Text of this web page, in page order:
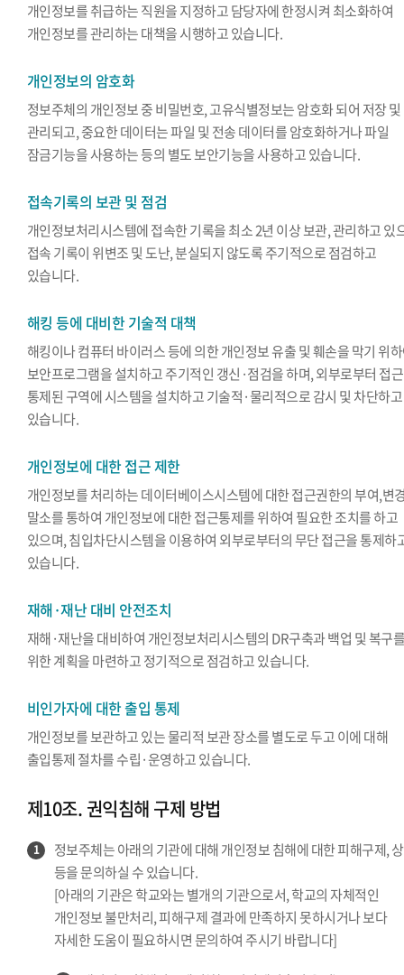
개인정보를 취급하는 직원을 지정하고 담당자에 한정시켜 최소화하여
개인정보를 관리하는 대책을 시행하고 있습니다.
개인정보의 암호화
정보주체의 개인정보 중 비밀번호, 고유식별정보는 암호화 되어 저장 및
관리되고, 중요한 데이터는 파일 및 전송 데이터를 암호화하거나 파일
잠금기능을 사용하는 등의 별도 보안기능을 사용하고 있습니다.
접속기록의 보관 및 점검
개인정보처리시스템에 접속한 기록을 최소 2년 이상 보관, 관리하고 있
접속 기록이 위변조 및 도난, 분실되지 않도록 주기적으로 점검하고
있습니다.
해킹 등에 대비한 기술적 대책
해킹이나 컴퓨터 바이러스 등에 의한 개인정보 유출 및 훼손을 막기 위
보안프로그램을 설치하고 주기적인 갱신·점검을 하며, 외부로부터 접
통제된 구역에 시스템을 설치하고 기술적·물리적으로 감시 및 차단하고
있습니다.
개인정보에 대한 접근 제한
개인정보를 처리하는 데이터베이스시스템에 대한 접근권한의 부여,변
말소를 통하여 개인정보에 대한 접근통제를 위하여 필요한 조치를 하고
있으며, 침입차단시스템을 이용하여 외부로부터의 무단 접근을 통제하
있습니다.
재해·재난 대비 안전조치
재해·재난을 대비하여 개인정보처리시스템의 DR구축과 백업 및 복구
위한 계획을 마련하고 정기적으로 점검하고 있습니다.
비인가자에 대한 출입 통제
개인정보를 보관하고 있는 물리적 보관 장소를 별도로 두고 이에 대해
출입통제 절차를 수립·운영하고 있습니다.
제10조. 권익침해 구제 방법
1
정보주체는 아래의 기관에 대해 개인정보 침해에 대한 피해구제,
등을 문의하실 수 있습니다.
[아래의 기관은 학교와는 별개의 기관으로서, 학교의 자체적인
개인정보 불만처리, 피해구제 결과에 만족하지 못하시거나 보다
자세한 도움이 필요하시면 문의하여 주시기 바랍니다]